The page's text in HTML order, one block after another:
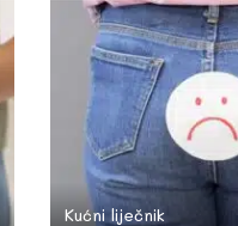
Kućni liječnik